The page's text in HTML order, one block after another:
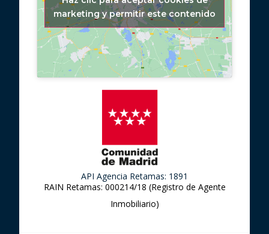
marketing y permitir este contenido
API Agencia Retamas: 1891
RAIN Retamas: 000214/18 (Registro de Agente
Inmobiliario)